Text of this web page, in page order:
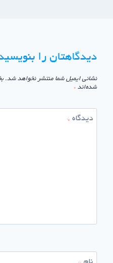
دیدگاهتان را
نشانی ایمیل شما منتشر نخواهد شد.
شده‌اند *
دیدگاه *